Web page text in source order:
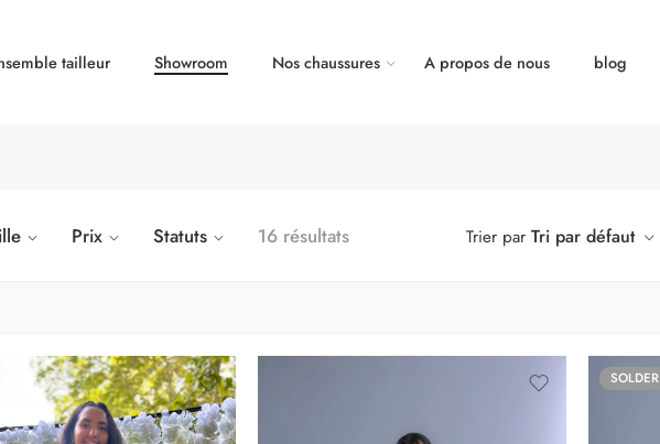
tailleur Showroom Nos chaussures A propos de nous blog
Prix Statuts 16 résultats Trier par Tri par défaut
SOLDER